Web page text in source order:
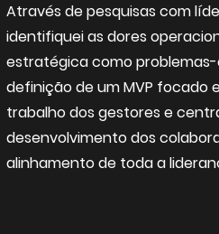
Através de pesquisas com
identifiquei as dores
estratégica como
definição de um MVP focado
trabalho dos gestores e
desenvolvimento dos
alinhamento de toda a